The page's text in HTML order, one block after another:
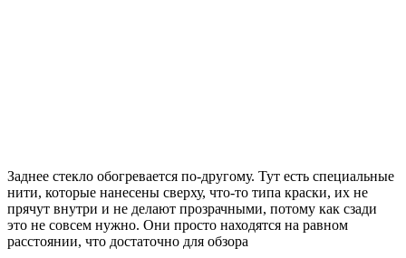
Заднее стекло обогревается по-другому. Тут есть специальные
нити, которые нанесены сверху, что-то типа краски, их не
прячут внутри и не делают прозрачными, потому как сзади
это не совсем нужно. Они просто находятся на равном
расстоянии, что достаточно для обзора